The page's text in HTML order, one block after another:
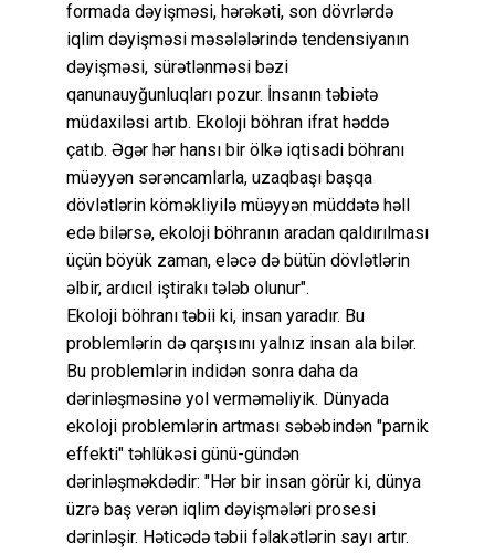
formada dəyişməsi, hərəkəti, son dövrlərdə
iqlim dəyişməsi məsələlərində tendensiyanın
dəyişməsi, sürətlənməsi bəzi
qanunauyğunluqları pozur. İnsanın təbiətə
müdaxiləsi artıb. Ekoloji böhran ifrat həddə
çatıb. Əgər hər hansı bir ölkə iqtisadi böhranı
müəyyən sərəncamlarla, uzaqbaşı başqa
dövlətlərin köməkliyilə müəyyən müddətə həll
edə bilərsə, ekoloji böhranın aradan qaldırılması
üçün böyük zaman, eləcə də bütün dövlətlərin
əlbir, ardıcıl iştirakı tələb olunur".
Ekoloji böhranı təbii ki, insan yaradır. Bu
problemlərin də qarşısını yalnız insan ala bilər.
Bu problemlərin indidən sonra daha da
dərinləşməsinə yol verməməliyik. Dünyada
ekoloji problemlərin artması səbəbindən "parnik
effekti" təhlükəsi günü-gündən
dərinləşməkdədir: "Hər bir insan görür ki, dünya
üzrə baş verən iqlim dəyişmələri prosesi
dərinləşir. Həticədə təbii fəlakətlərin sayı artır.